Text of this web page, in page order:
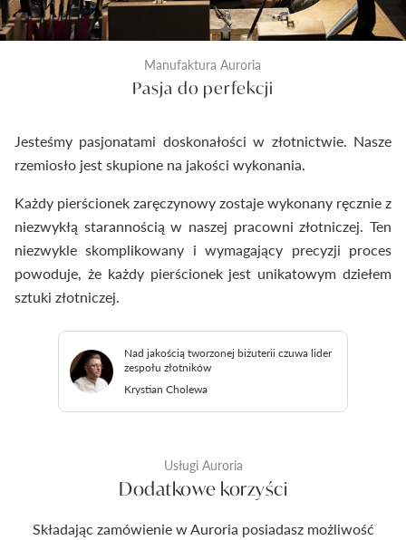
Manufaktura Auroria
Pasja do perfekcji
Jesteśmy pasjonatami doskonałości w złotnictwie. Nasze
rzemiosło jest skupione na jakości wykonania.
Każdy pierścionek zaręczynowy zostaje wykonany ręcznie z
niezwykłą starannością w naszej pracowni złotniczej. Ten
niezwykle skomplikowany i wymagający precyzji proces
powoduje, że każdy pierścionek jest unikatowym dziełem
sztuki złotniczej.
Nad jakością tworzonej biżuterii czuwa lider
zespołu złotników
Krystian Cholewa
Usługi Auroria
Dodatkowe korzyści
Składając zamówienie w Auroria posiadasz możliwość